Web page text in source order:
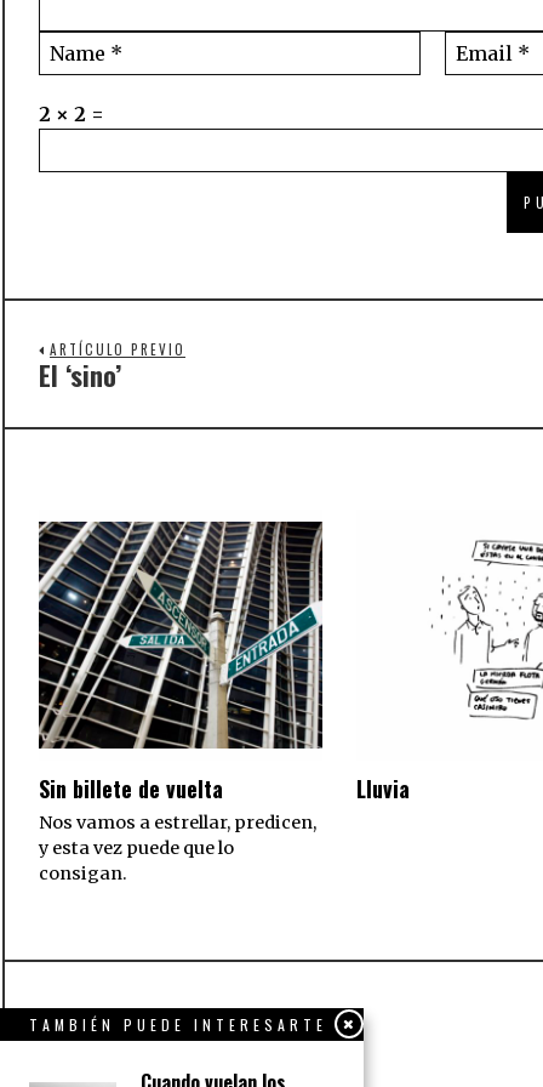
2 × 2 =
ARTÍCULO PREVIO
Previous
El ‘sino’
Sin billete de vuelta
Nos vamos a estrellar, predicen,
y esta vez puede que lo
consigan.
Lluvia
TAMBIÉN PUEDE INTERESARTE